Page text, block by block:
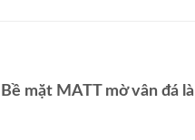
mặt MATT mờ vân đá